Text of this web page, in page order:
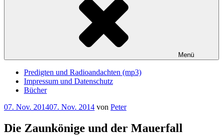
Menü
Predigten und Radioandachten (mp3)
Impressum und Datenschutz
Bücher
Veröffentlicht
07. Nov. 201407. Nov. 2014 von Peter
Die Zaunkönige und der Mauerfall